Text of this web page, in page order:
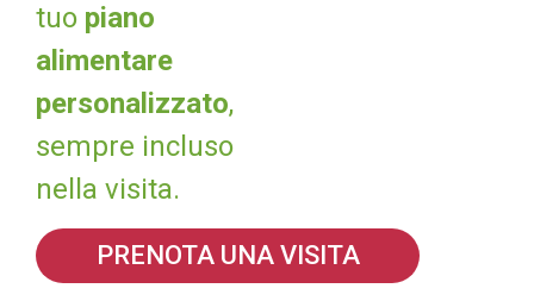
tuo piano
alimentare
personalizzato,
sempre incluso
nella visita.
PRENOTA UNA VISITA